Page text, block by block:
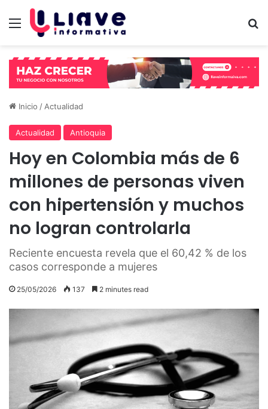
Menú
Inicio / Actualidad
Actualidad Antioquia
Hoy en Colombia más de 6
millones de personas viven
con hipertensión y muchos
no logran controlarla
Reciente encuesta revela que el 60,42 % de los
casos corresponde a mujeres
25/05/2026 137 2 minutes read